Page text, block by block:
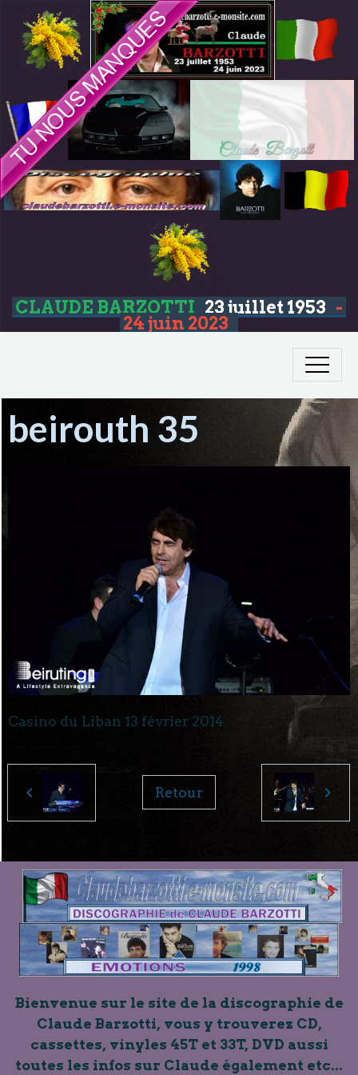
CLAUDE BARZOTTI 23 juillet 1953 -
24 juin 2023
beirouth 35
Casino du Liban 13 février 2014
Retour
Bienvenue sur le site de la discographie de
Claude Barzotti, vous y trouverez CD,
cassettes, vinyles 45T et 33T, DVD aussi
toutes les infos sur Claude également etc...